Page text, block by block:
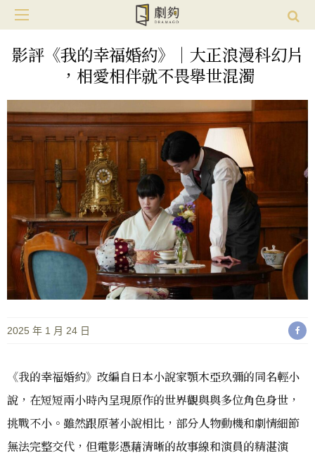
影評《我的幸福婚約》｜大正浪漫科幻片
，相愛相伴就不畏舉世混濁
2025 年 1 月 24 日
《我的幸福婚約》改編自日本小說家顎木亞玖彌的同名輕小
說，在短短兩小時內呈現原作的世界觀與與多位角色身世，
挑戰不小。雖然跟原著小說相比，部分人物動機和劇情細節
無法完整交代，但電影憑藉清晰的故事線和演員的精湛演